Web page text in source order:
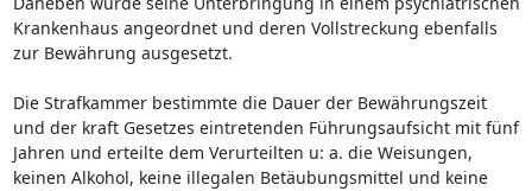
Krankenhaus angeordnet und deren Vollstreckung ebenfalls
zur Bewährung ausgesetzt.
Die Strafkammer bestimmte die Dauer der Bewährungszeit
und der kraft Gesetzes eintretenden Führungsaufsicht mit fünf
Jahren und erteilte dem Verurteilten u: a. die Weisungen,
keinen Alkohol, keine illegalen Betäubungsmittel und keine